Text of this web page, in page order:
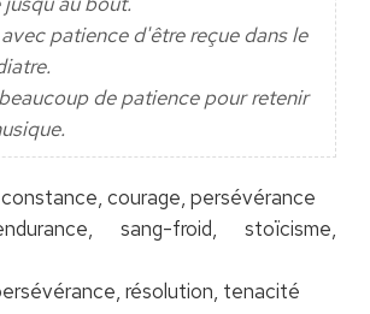
patience d'être reçue dans le
de patience pour retenir
constance, courage, persévérance
sang-froid, stoïcisme,
résolution, tenacité